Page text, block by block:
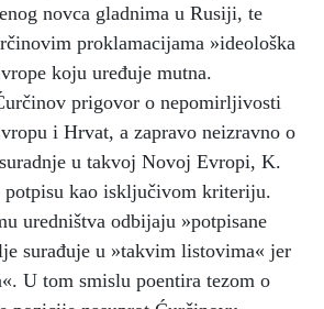
novca gladnima u Rusiji, te
proklamacijama »ideološka
koju uređuje mutna.
prigovor o nepomirljivosti
i Hrvat, a zapravo neizravno o
u takvoj Novoj Evropi, K.
potpisu kao isključivom kriteriju.
uredništva odbijaju »potpisane
surađuje u »takvim listovima« jer
U tom smislu poentira tezom o